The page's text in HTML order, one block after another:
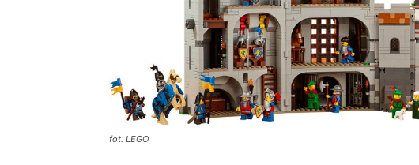
fot. LEGO